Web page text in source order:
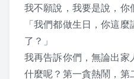
2021 上課照片
2019 上課照片
我不願說，我要是說，你
「我們都做生日，你這
了？」
我再告訴你們，無論出家
什麼呢？第一貪熱鬧，第